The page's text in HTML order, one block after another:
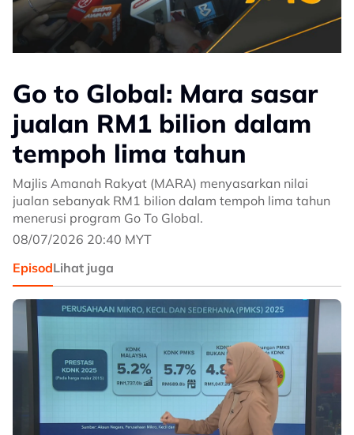
Go to Global: Mara sasar
jualan RM1 bilion dalam
tempoh lima tahun
Majlis Amanah Rakyat (MARA) menyasarkan nilai
jualan sebanyak RM1 bilion dalam tempoh lima tahun
menerusi program Go To Global.
08/07/2026 20:40 MYT
EpisodLihat juga